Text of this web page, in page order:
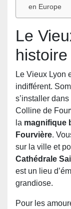
en Europe
Le
Le Vieux Lyon
indifférent.
s’installer
Colline de
la magnifique
Fourvière.
sur la ville et
Cathédrale
est un lieu
grandiose.
Pour les